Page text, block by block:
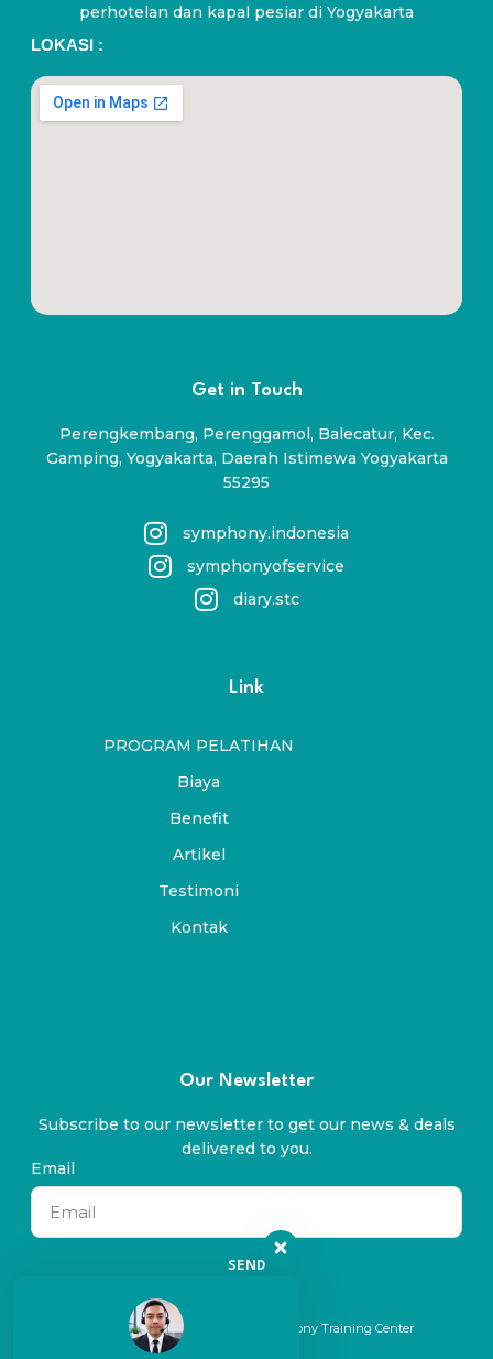
perhotelan dan kapal pesiar di Yogyakarta
LOKASI :
Get in Touch
Perengkembang, Perenggamol, Balecatur, Kec.
Gamping, Yogyakarta, Daerah Istimewa Yogyakarta
55295
symphony.indonesia
symphonyofservice
diary.stc
Link
PROGRAM PELATIHAN
Biaya
Benefit
Artikel
Testimoni
Kontak
Our Newsletter
Subscribe to our newsletter to get our news & deals
delivered to you.
Email
SEND
© 2024 All rights reserved. By Symphony Training Center